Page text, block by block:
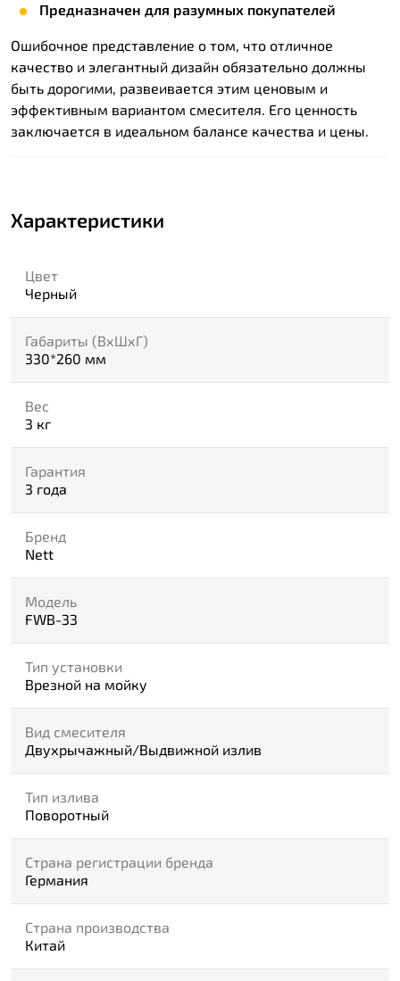
Предназначен для разумных покупателей
Ошибочное представление о том, что отличное
качество и элегантный дизайн обязательно должны
быть дорогими, развеивается этим ценовым и
эффективным вариантом смесителя. Его ценность
заключается в идеальном балансе качества и цены.
Характеристики
Цвет
Черный
Габариты (ВхШхГ)
330*260 мм
Вес
3 кг
Гарантия
3 года
Бренд
Nett
Модель
FWB-33
Тип установки
Врезной на мойку
Вид смесителя
Двухрычажный/Выдвижной излив
Тип излива
Поворотный
Страна регистрации бренда
Германия
Страна производства
Китай